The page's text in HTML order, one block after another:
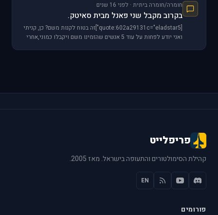
חומרה/חומרה ביתית · לפני 16 שנים
בקרוב מקבל שני פאנל מבית סאיטק.
[quote:602a29131c="eladstar5"]זה בטוח לקנות משם? כן, קניתי
ואני יודע לפחות על עוד 5 אנשים שהזמינו משם ויקבלו כמוני,אחרי
פריפלייט
קהילת הסימולטורים והתעופה בישראל. מאז 2005.
EN
פורומים